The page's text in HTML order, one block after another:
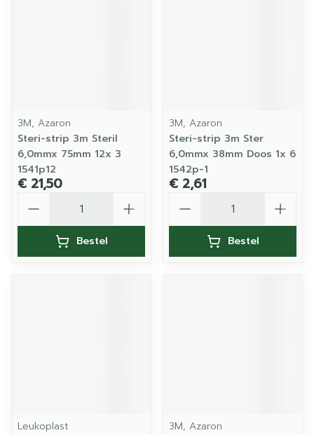
3M, Azaron
Steri-strip 3m Steril
6,0mmx 75mm 12x 3
1541p12
€ 21,50
Bestel
3M, Azaron
Steri-strip 3m Ster
6,0mmx 38mm Doos 1x 6
1542p-1
€ 2,61
Bestel
Leukoplast
3M, Azaron